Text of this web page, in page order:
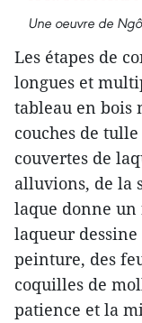
Une oeuvre de
Les étapes de
longues et
tableau en bois
couches de
couvertes de
alluvions, de la
laque donne
laqueur dessine
peinture, des
coquilles de
patience et la